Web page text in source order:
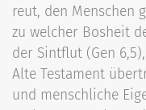
reut, den Menschen
zu welcher Bosheit
der Sintflut (Gen
Alte Testament
und menschliche